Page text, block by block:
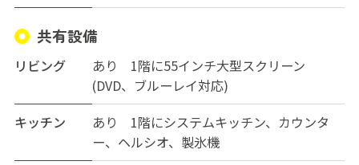
共有設備
リビング
あり 1階に55インチ大型スクリーン
(DVD、ブルーレイ対応)
キッチン
あり 1階にシステムキッチン、カウンタ
ー、ヘルシオ、製氷機